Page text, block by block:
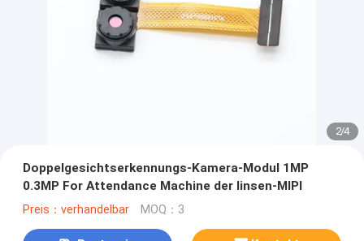
2/4
Doppelgesichtserkennungs-Kamera-Modul 1MP
0.3MP For Attendance Machine der linsen-MIPI
Preis：verhandelbar MOQ：3